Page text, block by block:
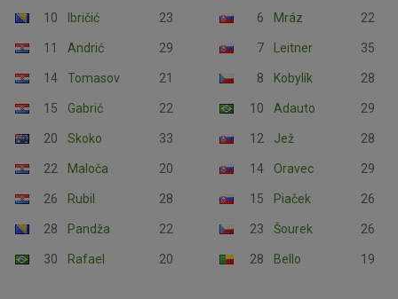
10 Ibričić 23
11 Andrić 29
14 Tomasov 21
15 Gabrić 22
20 Skoko 33
22 Maloča 20
26 Rubil 28
28 Pandža 22
30 Rafael 20
6 Mráz 22
7 Leitner 35
8 Kobylík 28
10 Adauto 29
12 Jež 28
14 Oravec 29
15 Piaček 26
23 Šourek 26
28 Bello 19